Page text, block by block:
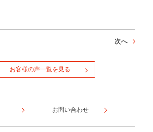
次へ
お客様の声一覧を見る
お問い合わせ